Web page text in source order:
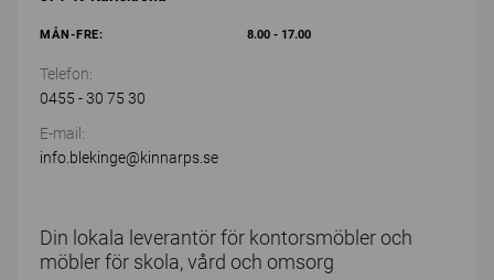
MÅN-FRE: 8.00 - 17.00
Telefon:
0455 - 30 75 30
E-mail:
info.blekinge@kinnarps.se
Din lokala leverantör för kontorsmöbler och
möbler för skola, vård och omsorg